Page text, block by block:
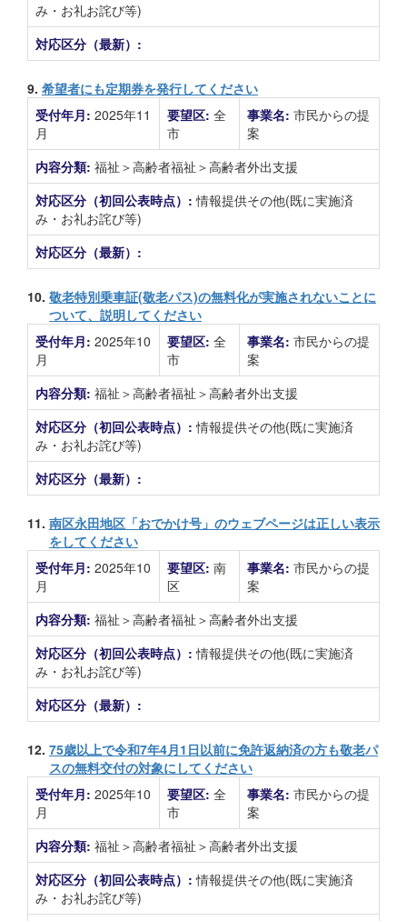
み・お礼お詫び等)
対応区分（最新）:
9. 希望者にも定期券を発行してください
受付年月: 2025年11
月
要望区: 全
市
事業名: 市民からの提
案
内容分類: 福祉＞高齢者福祉＞高齢者外出支援
対応区分（初回公表時点）:情報提供その他(既に実施済
み・お礼お詫び等)
対応区分（最新）:
10. 敬老特別乗車証(敬老パス)の無料化が実施されないことに
ついて、説明してください
受付年月: 2025年10
月
要望区: 全
市
事業名: 市民からの提
案
内容分類: 福祉＞高齢者福祉＞高齢者外出支援
対応区分（初回公表時点）:情報提供その他(既に実施済
み・お礼お詫び等)
対応区分（最新）:
11. 南区永田地区「おでかけ号」のウェブページは正しい表示
をしてください
受付年月: 2025年10
月
要望区: 南
区
事業名: 市民からの提
案
内容分類: 福祉＞高齢者福祉＞高齢者外出支援
対応区分（初回公表時点）:情報提供その他(既に実施済
み・お礼お詫び等)
対応区分（最新）:
12. 75歳以上で令和7年4月1日以前に免許返納済の方も敬老パ
スの無料交付の対象にしてください
受付年月: 2025年10
月
要望区: 全
市
事業名: 市民からの提
案
内容分類: 福祉＞高齢者福祉＞高齢者外出支援
対応区分（初回公表時点）:情報提供その他(既に実施済
み・お礼お詫び等)